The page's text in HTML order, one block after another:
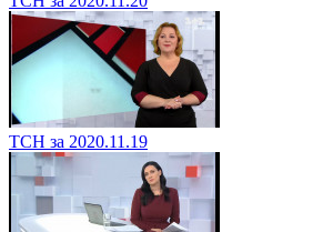
ТСН за 2020.11.19